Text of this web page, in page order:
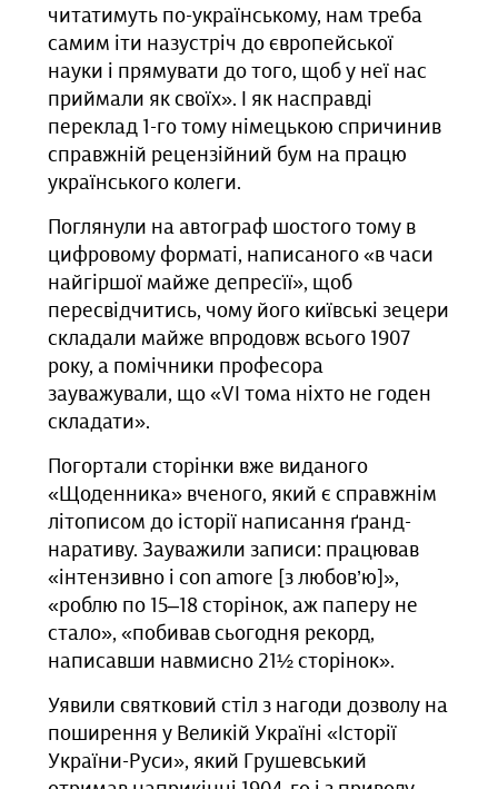
читатимуть по-українському, нам треба
самим іти назустріч до європейської
науки і прямувати до того, щоб у неї нас
приймали як своїх». І як насправді
переклад 1-го тому німецькою спричинив
справжній рецензійний бум на працю
українського колеги.
Поглянули на автограф шостого тому в
цифровому форматі, написаного «в часи
найгіршої майже депресїї», щоб
пересвідчитись, чому його київські зецери
складали майже впродовж всього 1907
року, а помічники професора
зауважували, що «VІ тома ніхто не годен
складати».
Погортали сторінки вже виданого
«Щоденника» вченого, який є справжнім
літописом до історії написання ґранд-
наративу. Зауважили записи: працював
«інтензивно і con amore [з любов’ю]»,
«роблю по 15–18 сторінок, аж паперу не
стало», «побивав сьогодня рекорд,
написавши навмисно 21½ сторінок».
Уявили святковий стіл з нагоди дозволу на
поширення у Великій Україні «Історії
України-Руси», який Грушевський